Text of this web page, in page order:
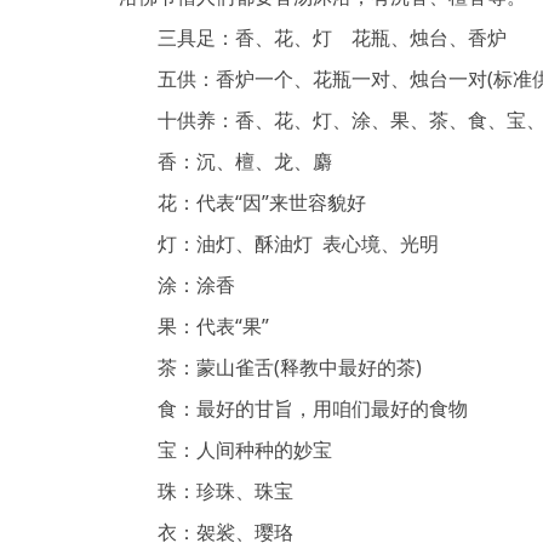
三具足：香、花、灯 花瓶、烛台、香炉
五供：香炉一个、花瓶一对、烛台一对(标准
十供养：香、花、灯、涂、果、茶、食、宝
香：沉、檀、龙、麝
花：代表“因”来世容貌好
灯：油灯、酥油灯 表心境、光明
涂：涂香
果：代表“果”
茶：蒙山雀舌(释教中最好的茶)
食：最好的甘旨，用咱们最好的食物
宝：人间种种的妙宝
珠：珍珠、珠宝
衣：袈裟、璎珞